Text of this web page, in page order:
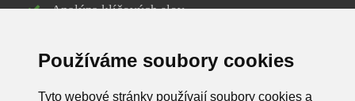
Používáme soubory cookies
Tyto webové stránky používají soubory cookies a
Analýza klíčových slov
Efektivní webové stránky
Registrace / správa domény